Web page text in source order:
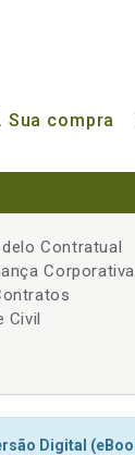
Sua compra
Contratual
Civil
Digital